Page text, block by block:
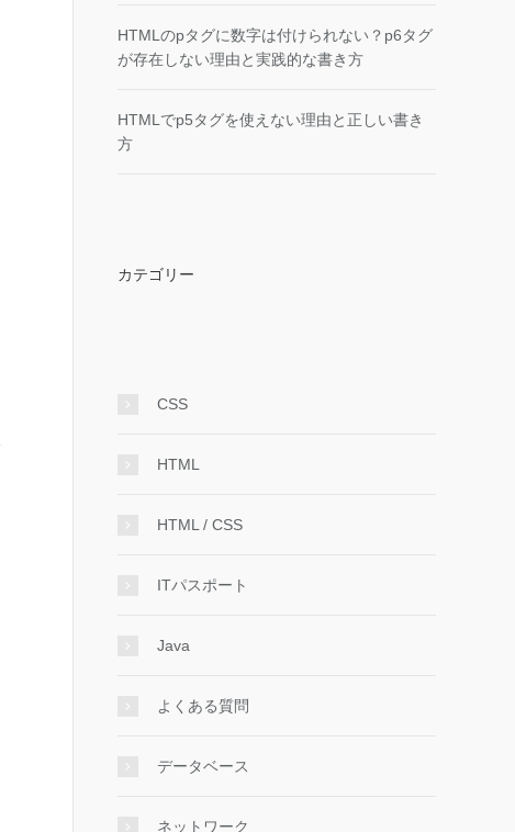
HTMLのpタグに数字は付けられない？p6タグ
が存在しない理由と実践的な書き方
HTMLでp5タグを使えない理由と正しい書き
方
カテゴリー
CSS
HTML
HTML / CSS
ITパスポート
Java
よくある質問
データベース
ネットワーク